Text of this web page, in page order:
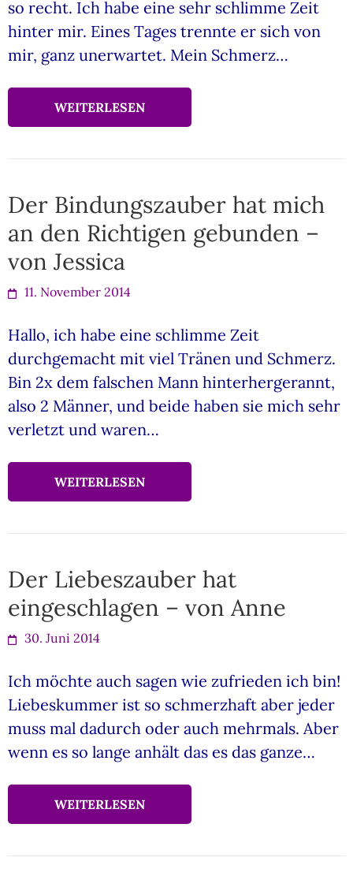
so recht. Ich habe eine sehr schlimme Zeit
hinter mir. Eines Tages trennte er sich von
mir, ganz unerwartet. Mein Schmerz…
WEITERLESEN
Der Bindungszauber hat mich
an den Richtigen gebunden –
von Jessica
11. November 2014
Hallo, ich habe eine schlimme Zeit
durchgemacht mit viel Tränen und Schmerz.
Bin 2x dem falschen Mann hinterhergerannt,
also 2 Männer, und beide haben sie mich sehr
verletzt und waren…
WEITERLESEN
Der Liebeszauber hat
eingeschlagen – von Anne
30. Juni 2014
Ich möchte auch sagen wie zufrieden ich bin!
Liebeskummer ist so schmerzhaft aber jeder
muss mal dadurch oder auch mehrmals. Aber
wenn es so lange anhält das es das ganze…
WEITERLESEN